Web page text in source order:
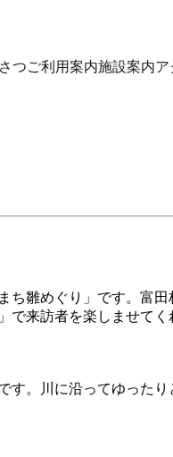
つご利用案内施設案内ア
ち雛めぐり」です。富
で来訪者を楽しませてく
す。川に沿ってゆった